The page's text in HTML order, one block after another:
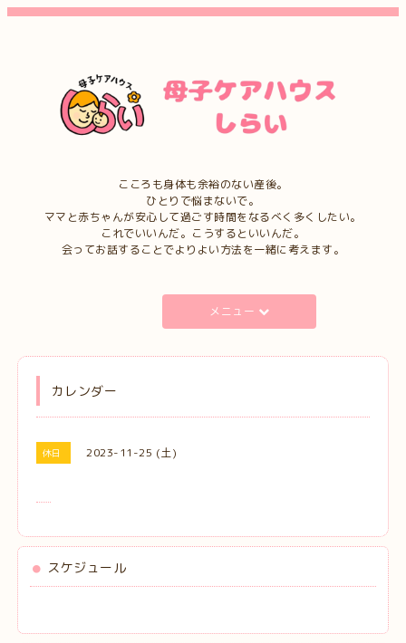
こころも身体も余裕のない産後。
ひとりで悩まないで。
ママと赤ちゃんが安心して過ごす時間をなるべく多くしたい。
これでいいんだ。こうするといいんだ。
会ってお話することでよりよい方法を一緒に考えます。
メニュー
カレンダー
休日 2023-11-25 (土)
スケジュール